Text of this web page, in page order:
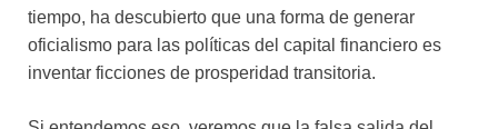
tiempo, ha descubierto que una forma de generar
oficialismo para las políticas del capital financiero es
inventar ficciones de prosperidad transitoria.